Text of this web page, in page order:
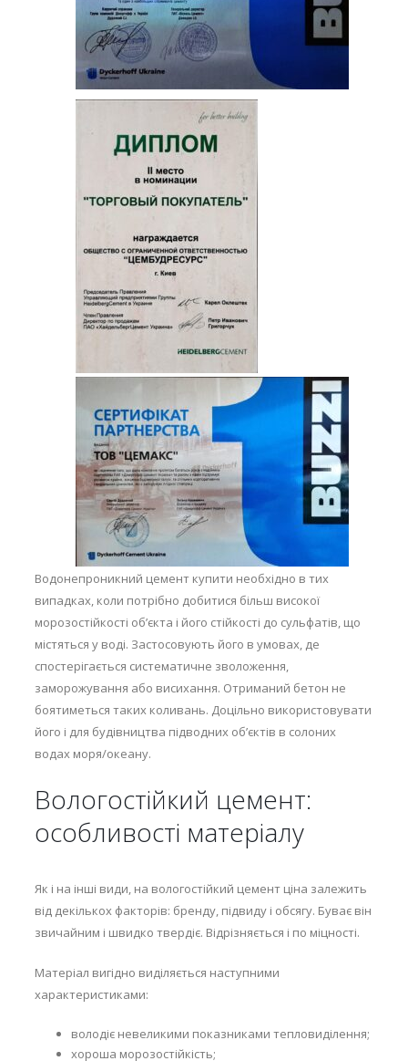
Водонепроникний цемент купити необхідно в тих
випадках, коли потрібно добитися більш високої
морозостійкості об’єкта і його стійкості до сульфатів, що
містяться у воді. Застосовують його в умовах, де
спостерігається систематичне зволоження,
заморожування або висихання. Отриманий бетон не
боятиметься таких коливань. Доцільно використовувати
його і для будівництва підводних об’єктів в солоних
водах моря/океану.
Вологостійкий цемент:
особливості матеріалу
Як і на інші види, на вологостійкий цемент ціна залежить
від декількох факторів: бренду, підвиду і обсягу. Буває він
звичайним і швидко твердіє. Відрізняється і по міцності.
Матеріал вигідно виділяється наступними
характеристиками:
володіє невеликими показниками тепловиділення;
хороша морозостійкість;